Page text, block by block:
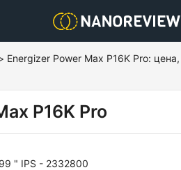
Energizer Power Max P16K Pro:
P16K Pro
" IPS - 2332800